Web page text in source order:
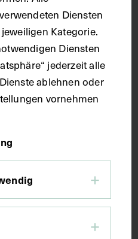
31,4 x 21,9 cm
Allgemeine
Bd. 41, 1. Stück,
von J. G.
Diensten
Kategorie.
Diensten
jederzeit alle
ablehnen oder
vornehmen